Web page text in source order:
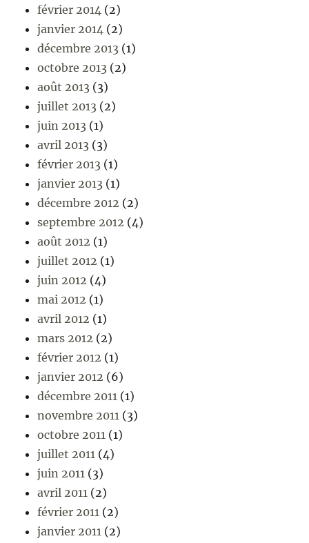
février 2014 (2)
janvier 2014 (2)
décembre 2013 (1)
octobre 2013 (2)
août 2013 (3)
juillet 2013 (2)
juin 2013 (1)
avril 2013 (3)
février 2013 (1)
janvier 2013 (1)
décembre 2012 (2)
septembre 2012 (4)
août 2012 (1)
juillet 2012 (1)
juin 2012 (4)
mai 2012 (1)
avril 2012 (1)
mars 2012 (2)
février 2012 (1)
janvier 2012 (6)
décembre 2011 (1)
novembre 2011 (3)
octobre 2011 (1)
juillet 2011 (4)
juin 2011 (3)
avril 2011 (2)
février 2011 (2)
janvier 2011 (2)